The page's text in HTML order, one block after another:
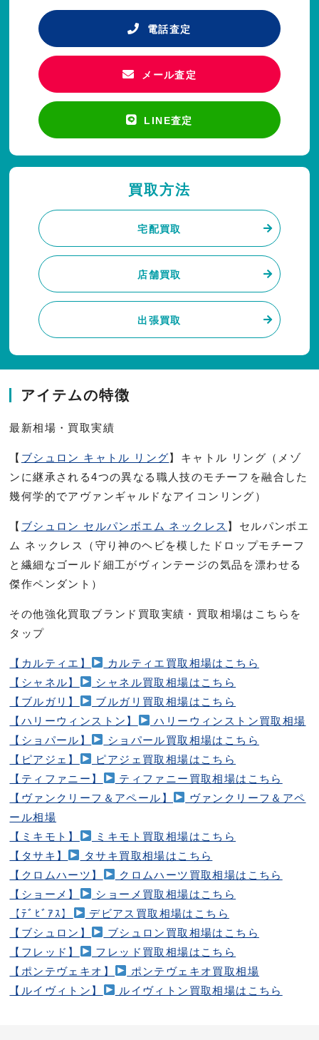
電話査定
メール査定
LINE査定
買取方法
宅配買取
店舗買取
出張買取
アイテムの特徴
最新相場・買取実績
【 ブシュロン キャトル リング】キャトル リング（メゾ
ンに継承される4つの異なる職人技のモチーフを融合した
幾何学的でアヴァンギャルドなアイコンリング）
【 ブシュロン セルパンボエム ネックレス 】セルパンボエ
ム ネックレス（守り神のヘビを模したドロップモチーフ
と繊細なゴールド細工がヴィンテージの気品を漂わせる
傑作ペンダント）
その他強化買取ブランド買取実績・買取相場はこちらを
タップ
【カルティエ】
カルティエ買取相場はこちら
【シャネル】
シャネル買取相場はこちら
【ブルガリ】
ブルガリ買取相場はこちら
【ハリーウィンストン】
ハリーウィンストン買取相場
【ショパール】
ショパール買取相場はこちら
【ピアジェ】
ピアジェ買取相場はこちら
【ティファニー】
ティファニー買取相場はこちら
【ヴァンクリーフ＆アペール】
ヴァンクリーフ＆アペ
ール相場
【ミキモト】
ミキモト買取相場はこちら
【タサキ】
タサキ買取相場はこちら
【クロムハーツ】
クロムハーツ買取相場はこちら
【ショーメ】
ショーメ買取相場はこちら
【ﾃﾞﾋﾞｱｽ】
デビアス買取相場はこちら
【ブシュロン】
ブシュロン買取相場はこちら
【フレッド】
フレッド買取相場はこちら
【ポンテヴェキオ】
ポンテヴェキオ買取相場
【ルイヴィトン】
ルイヴィトン買取相場はこちら